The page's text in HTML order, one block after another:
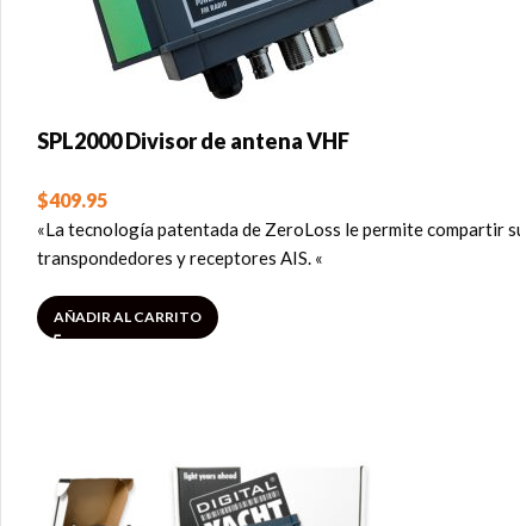
SPL2000 Divisor de antena VHF
$409.95
«La tecnología patentada de ZeroLoss le permite compartir
transpondedores y receptores AIS. «
AÑADIR AL CARRITO